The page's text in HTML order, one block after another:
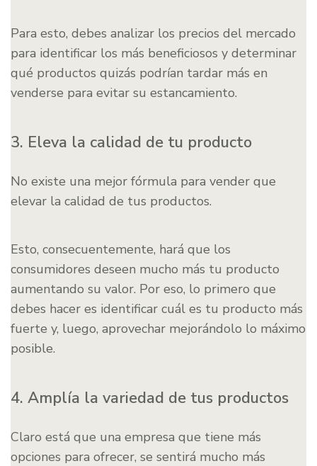
Para esto, debes analizar los precios del mercado
para identificar los más beneficiosos y determinar
qué productos quizás podrían tardar más en
venderse para evitar su estancamiento.
3. Eleva la calidad de tu producto
No existe una mejor fórmula para vender que
elevar la calidad de tus productos.
Esto, consecuentemente, hará que los
consumidores deseen mucho más tu producto
aumentando su valor. Por eso, lo primero que
debes hacer es identificar cuál es tu producto más
fuerte y, luego, aprovechar mejorándolo lo máximo
posible.
4. Amplía la variedad de tus productos
Claro está que una empresa que tiene más
opciones para ofrecer, se sentirá mucho más